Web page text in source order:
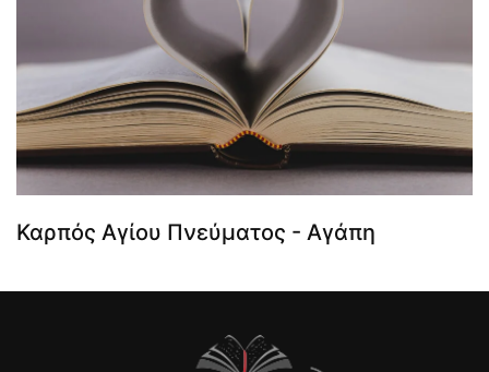
Καρπός Αγίου Πνεύματος - Αγάπη